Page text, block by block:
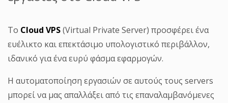
Το Cloud VPS(Virtual Private Server) προσφέρει ένα
ευέλικτο και επεκτάσιμο υπολογιστικό περιβάλλον,
ιδανικό για ένα ευρύ φάσμα εφαρμογών.
Η αυτοματοποίηση εργασιών σε αυτούς τους servers
μπορεί να μας απαλλάξει από τις επαναλαμβανόμενες